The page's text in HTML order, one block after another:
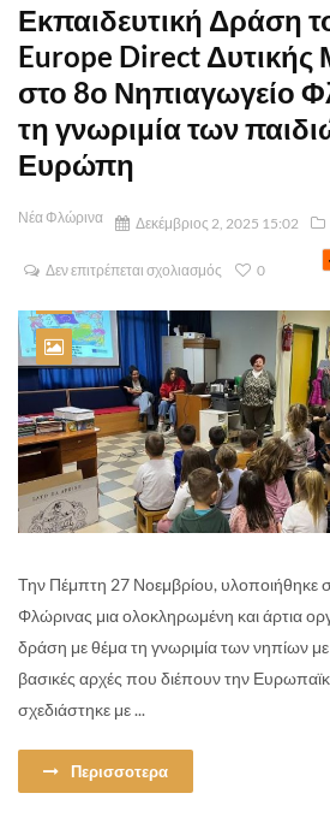
Εκπαιδευτική Δράση
Europe Direct Δυτικής
στο 8ο Νηπιαγωγείο
τη γνωριμία των
Ευρώπη
Νέα Φλώρινα Δεκέμβριος 2, 2025 15:02
Δεν επιτρέπεται σχολιασμός 0
Την Πέμπτη 27 Νοεμβρίου, υλοποιήθηκε
Φλώρινας μια ολοκληρωμένη και άρτια
δράση με θέμα τη γνωριμία των νηπίων
βασικές αρχές που διέπουν την
σχεδιάστηκε με ...
Περισσοτερα